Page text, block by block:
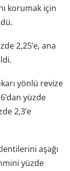
korumak için
2,25’e, ana
yönlü revize
yüzde
2,3’e
aşağı
yüzde